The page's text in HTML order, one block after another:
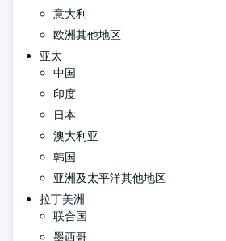
意大利
欧洲其他地区
亚太
中国
印度
日本
澳大利亚
韩国
亚洲及太平洋其他地区
拉丁美洲
联合国
墨西哥